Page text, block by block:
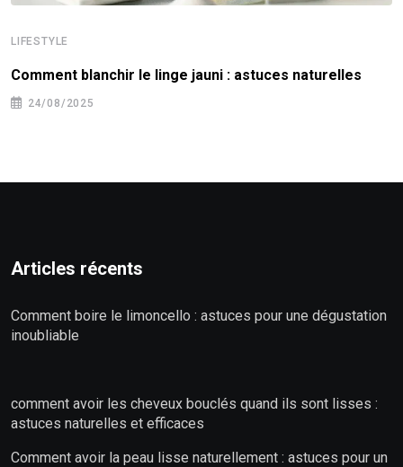
LIFESTYLE
Comment blanchir le linge jauni : astuces naturelles
24/08/2025
Articles récents
Comment boire le limoncello : astuces pour une dégustation
inoubliable
comment avoir les cheveux bouclés quand ils sont lisses :
astuces naturelles et efficaces
Comment avoir la peau lisse naturellement : astuces pour un